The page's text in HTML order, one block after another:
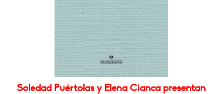
Soledad Puértolas y Elena Cianca presentan